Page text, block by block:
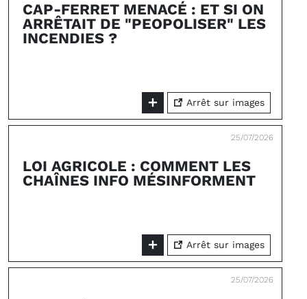
CAP-FERRET MENACÉ : ET SI ON
ARRÊTAIT DE "PEOPOLISER" LES
INCENDIES ?
Arrêt sur images
25/07/2026
LOI AGRICOLE : COMMENT LES
CHAÎNES INFO MÉSINFORMENT
Arrêt sur images
25/07/2026